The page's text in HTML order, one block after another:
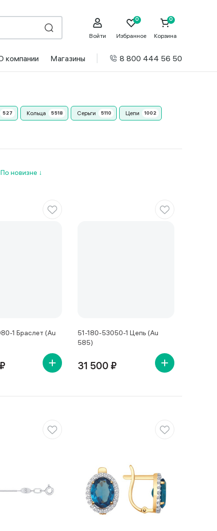
Войти Избранное Корзина
компании Магазины 8 800 444 56 50
Кольца Серьги Цепи
По новизне
1 Браслет (Au
51-180-53050-1 Цепь (Au
585)
31 500 ₽